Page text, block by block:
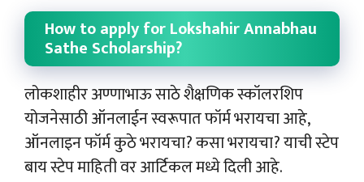
How to apply for Lokshahir Annabhau
Sathe Scholarship?
लोकशाहीर अण्णाभाऊ साठे शैक्षणिक स्कॉलरशिप
योजनेसाठी ऑनलाईन स्वरूपात फॉर्म भरायचा आहे,
ऑनलाइन फॉर्म कुठे भरायचा? कसा भरायचा? याची स्टेप
बाय स्टेप माहिती वर आर्टिकल मध्ये दिली आहे.